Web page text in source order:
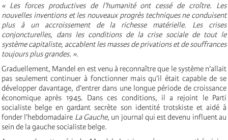
« Les forces productives de l'humanité ont cessé de croître. Les
nouvelles inventions et les nouveaux progrès techniques ne conduisent
plus à un accroissement de la richesse matérielle. Les crises
conjoncturelles, dans les conditions de la crise sociale de tout le
système capitaliste, accablent les masses de privations et de souffrances
toujours plus grandes. ».
Graduellement, Mandel en est venu à reconnaître que le système n’allait
pas seulement continuer à fonctionner mais qu’il était capable de se
développer davantage, d’entrer dans une longue période de croissance
économique après 1945. Dans ces conditions, il a rejoint le Parti
socialiste belge en gardant secrète son identité trotskiste et aidé à
fonder l’hebdomadaire La Gauche, un journal qui est devenu influent au
sein de la gauche socialiste belge.